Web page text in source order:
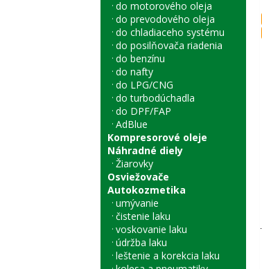
do motorového oleja
do prevodového oleja
do chladiaceho systému
do posilňovača riadenia
do benzínu
do nafty
do LPG/CNG
do turbodúchadla
do DPF/FAP
AdBlue
Kompresorové oleje
Náhradné diely
Žiarovky
Osviežovače
Autokozmetika
umývanie
čistenie laku
voskovanie laku
údržba laku
leštenie a korekcia laku